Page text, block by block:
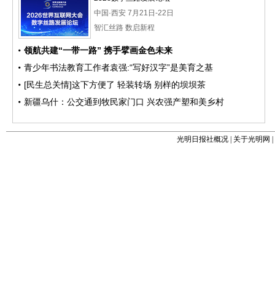
光明日报社概况 关于光明网